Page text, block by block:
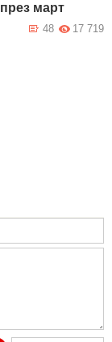
март
17 719
48